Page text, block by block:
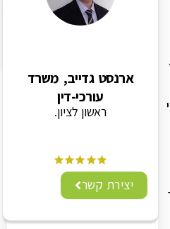
ארנסט גדייב, משרד
עורכי-דין
ראשון לציון.
יצירת קשר